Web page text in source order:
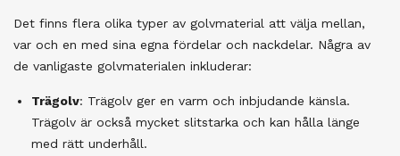
Det finns flera olika typer av golvmaterial att välja mellan,
var och en med sina egna fördelar och nackdelar. Några av
de vanligaste golvmaterialen inkluderar:
Trägolv: Trägolv ger en varm och inbjudande känsla.
Trägolv är också mycket slitstarka och kan hålla länge
med rätt underhåll.